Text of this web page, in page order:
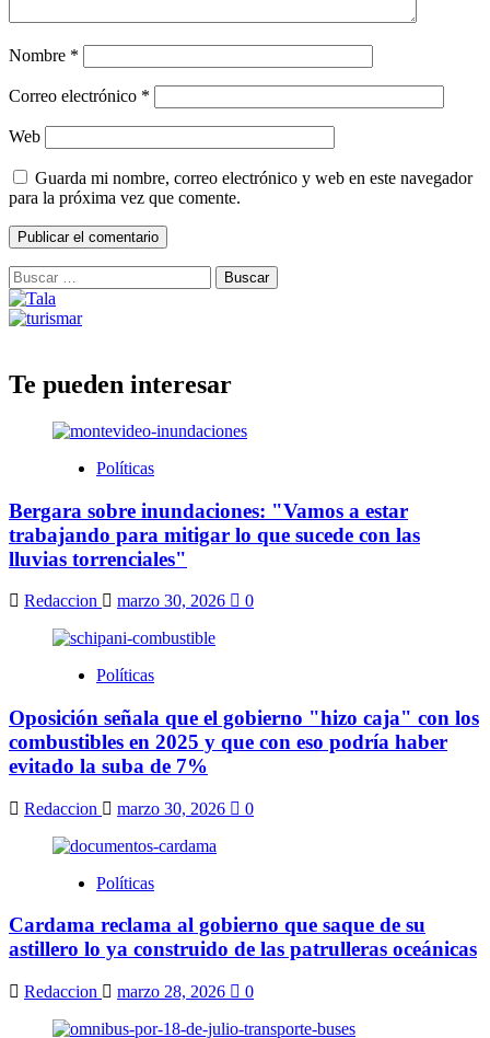
Nombre *
Correo electrónico *
Web
Guarda mi nombre, correo electrónico y web en este navegador
para la próxima vez que comente.
Buscar:
Te pueden interesar
Políticas
Bergara sobre inundaciones: "Vamos a estar
trabajando para mitigar lo que sucede con las
lluvias torrenciales"
Redaccion marzo 30, 2026 0
Políticas
Oposición señala que el gobierno "hizo caja" con los
combustibles en 2025 y que con eso podría haber
evitado la suba de 7%
Redaccion marzo 30, 2026 0
Políticas
Cardama reclama al gobierno que saque de su
astillero lo ya construido de las patrulleras oceánicas
Redaccion marzo 28, 2026 0